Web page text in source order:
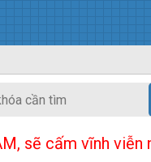
sẽ cấm vĩnh viễn